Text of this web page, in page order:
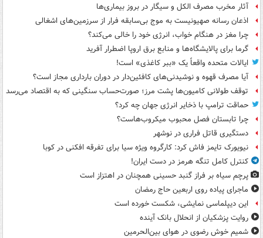
آثار مخرب مصرف الکل و سیگار در بروز بیماری‌ها
اذعان رسانه صهیونیست به موج بی‌سابقه فرار از سرزمین‌های اشغالی
چرا مغز در هنگام خواب، انرژی خود را خالی می‌کند؟
گرما برای پالایشگاه‌ها و منابع برق اروپا اضطرار آفرید
ایالات متحده واقعاً یک «ببر کاغذی» است!
آیا مصرف قهوه و نوشیدنی‌های کافئین‌دار در دوران بارداری مجاز است؟
توقف طولانی کامیون‌ها پشت مرز؛ صورت‌حساب سنگینی که به اقتصاد می‌رسد
حماقت ترامپ با ذخایر انرژی جهان چه کرد؟
چرا تابستان فصل محبوب میکروب‌هاست؟
دستگیری قاتل فراری در نوشهر
نیویورک تایمز فاش کرد: کارگروه ویژه سیا برای تفرقه افکنی در کوبا
کنترل کامل تنگه هرمز در دست ایران!
پرچم سیاه بر فراز گنبد حسینی همچنان در اهتزاز است
ماجرای پیاده روی اربعین حاج رمضان
این دیپلماسی نمایشی، شکست خورده است
روایت پزشکیان از انحلال بانک آینده
شمیم خوش رضوی در هوای بین‌الحرمین